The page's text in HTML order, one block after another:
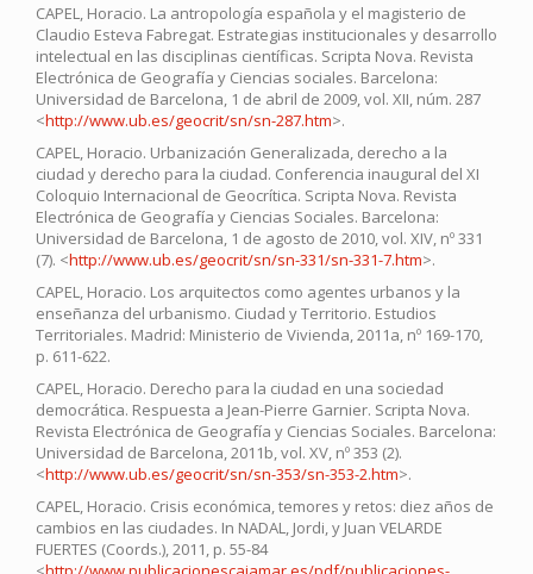
CAPEL, Horacio. La antropología española y el magisterio de
Claudio Esteva Fabregat. Estrategias institucionales y desarrollo
intelectual en las disciplinas científicas. Scripta Nova. Revista
Electrónica de Geografía y Ciencias sociales. Barcelona:
Universidad de Barcelona, 1 de abril de 2009, vol. XII, núm. 287
<http://www.ub.es/geocrit/sn/sn-287.htm>.
CAPEL, Horacio. Urbanización Generalizada, derecho a la
ciudad y derecho para la ciudad. Conferencia inaugural del XI
Coloquio Internacional de Geocrítica. Scripta Nova. Revista
Electrónica de Geografía y Ciencias Sociales. Barcelona:
Universidad de Barcelona, 1 de agosto de 2010, vol. XIV, nº 331
(7). <http://www.ub.es/geocrit/sn/sn-331/sn-331-7.htm>.
CAPEL, Horacio. Los arquitectos como agentes urbanos y la
enseñanza del urbanismo. Ciudad y Territorio. Estudios
Territoriales. Madrid: Ministerio de Vivienda, 2011a, nº 169-170,
p. 611-622.
CAPEL, Horacio. Derecho para la ciudad en una sociedad
democrática. Respuesta a Jean-Pierre Garnier. Scripta Nova.
Revista Electrónica de Geografía y Ciencias Sociales. Barcelona:
Universidad de Barcelona, 2011b, vol. XV, nº 353 (2).
<http://www.ub.es/geocrit/sn/sn-353/sn-353-2.htm>.
CAPEL, Horacio. Crisis económica, temores y retos: diez años de
cambios en las ciudades. In NADAL, Jordi, y Juan VELARDE
FUERTES (Coords.), 2011, p. 55-84